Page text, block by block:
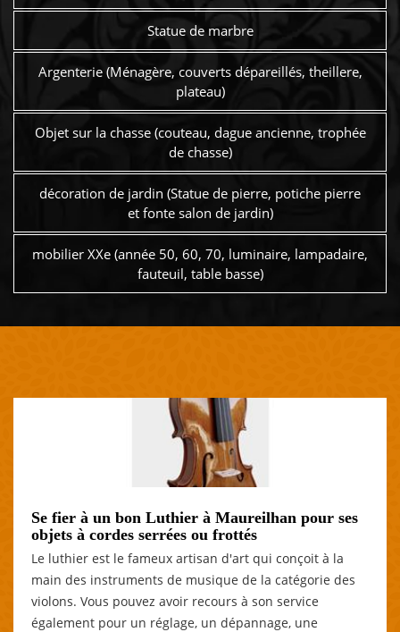
Statue de marbre
Argenterie (Ménagère, couverts dépareillés, theillere,
plateau)
Objet sur la chasse (couteau, dague ancienne, trophée
de chasse)
décoration de jardin (Statue de pierre, potiche pierre
et fonte salon de jardin)
mobilier XXe (année 50, 60, 70, luminaire, lampadaire,
fauteuil, table basse)
Se fier à un bon Luthier à Maureilhan pour ses
objets à cordes serrées ou frottés
Le luthier est le fameux artisan d'art qui conçoit à la
main des instruments de musique de la catégorie des
violons. Vous pouvez avoir recours à son service
également pour un réglage, un dépannage, une